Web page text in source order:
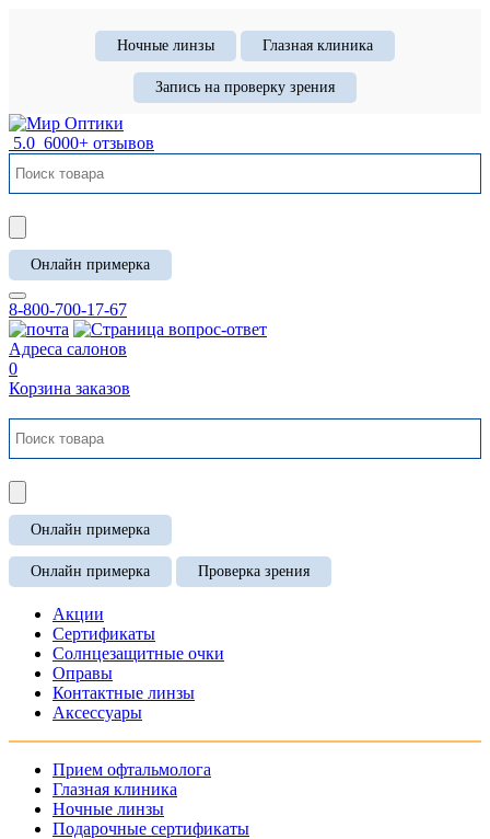
Ночные линзы Глазная клиника
Запись на проверку зрения
5.0 6000+ отзывов
Онлайн примерка
8-800-700-17-67
Адреса салонов
0
Корзина заказов
Онлайн примерка
Онлайн примерка Проверка зрения
Акции
Сертификаты
Солнцезащитные очки
Оправы
Контактные линзы
Аксессуары
Прием офтальмолога
Глазная клиника
Ночные линзы
Подарочные сертификаты